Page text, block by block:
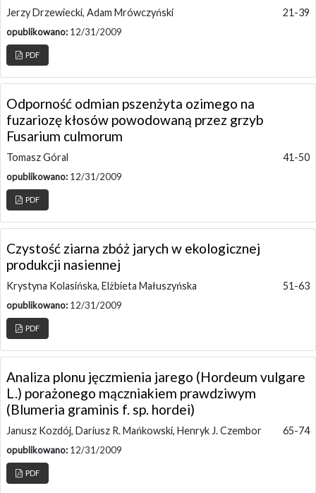
Jerzy Drzewiecki, Adam Mrówczyński 21-39
opublikowano: 12/31/2009
PDF
Odporność odmian pszenżyta ozimego na
fuzariozę kłosów powodowaną przez grzyb
Fusarium culmorum
Tomasz Góral 41-50
opublikowano: 12/31/2009
PDF
Czystość ziarna zbóż jarych w ekologicznej
produkcji nasiennej
Krystyna Kolasińska, Elżbieta Małuszyńska 51-63
opublikowano: 12/31/2009
PDF
Analiza plonu jęczmienia jarego (Hordeum vulgare
L.) porażonego mączniakiem prawdziwym
(Blumeria graminis f. sp. hordei)
Janusz Kozdój, Dariusz R. Mańkowski, Henryk J. Czembor 65-74
opublikowano: 12/31/2009
PDF